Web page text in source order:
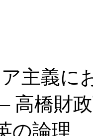
主義に
下の
の論理